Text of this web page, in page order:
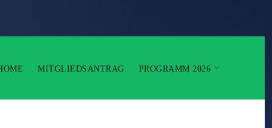
MITGLIEDSANTRAG PROGRAMM 2026